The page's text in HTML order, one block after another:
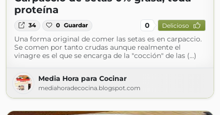
proteína
34 0 Guardar 0 Delicioso
Una forma original de comer las setas es en carpaccio.
Se comen por tanto crudas aunque realmente el
vinagre es el que se encarga de la "cocción" de las (...)
Media Hora para Cocinar
mediahoradecocina.blogspot.com